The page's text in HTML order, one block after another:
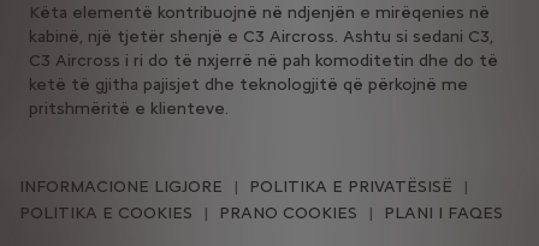
Këta elementë kontribuojnë në ndjenjën e mirëqenies në
kabinë, një tjetër shenjë e C3 Aircross. Ashtu si sedani C3,
C3 Aircross i ri do të nxjerrë në pah komoditetin dhe do të
ketë të gjitha pajisjet dhe teknologjitë që përkojnë me
pritshmëritë e klienteve.
INFORMACIONE LIGJORE
POLITIKA E PRIVATËSISË
POLITIKA E COOKIES
PRANO COOKIES PLANI I FAQES